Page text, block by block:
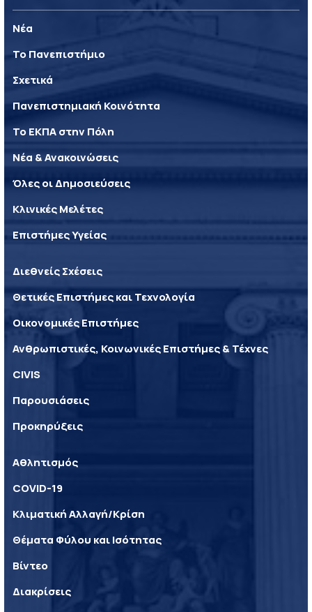
Νέα
Το Πανεπιστήμιο
Σχετικά
Πανεπιστημιακή Κοινότητα
Το ΕΚΠΑ στην Πόλη
Νέα & Ανακοινώσεις
Όλες οι Δημοσιεύσεις
Κλινικές Μελέτες
Επιστήμες Υγείας
Διεθνείς Σχέσεις
Θετικές Επιστήμες και Τεχνολογία
Οικονομικές Επιστήμες
Ανθρωπιστικές, Κοινωνικές Επιστήμες & Τέχνες
CIVIS
Παρουσιάσεις
Προκηρύξεις
Αθλητισμός
COVID-19
Κλιματική Αλλαγή/Κρίση
Θέματα Φύλου και Ισότητας
Βίντεο
Διακρίσεις